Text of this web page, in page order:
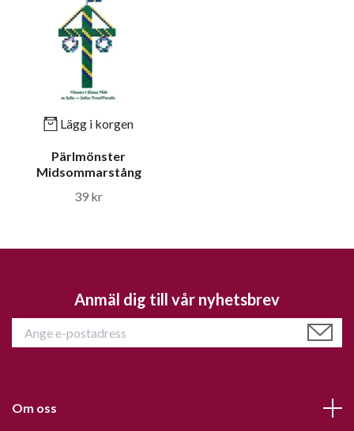
Lägg i korgen
Pärlmönster
Midsommarstång
39 kr
Anmäl dig till vår nyhetsbrev
Om oss